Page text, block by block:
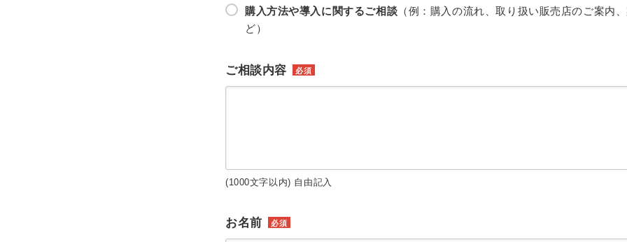
購入方法や導入に関するご相談 （例：購入の流れ、取り扱い販売店のご案内
ど）
ご相談内容 必須
(1000文字以内) 自由記入
お名前 必須